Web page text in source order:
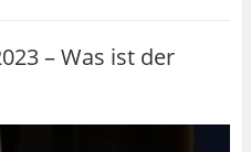
– Was ist der